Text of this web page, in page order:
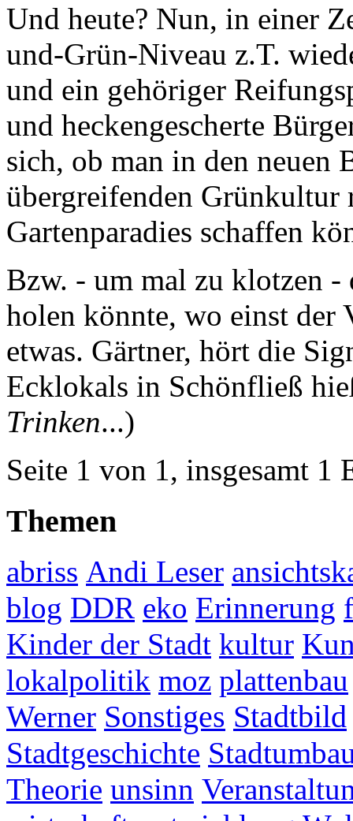
Und heute? Nun, in einer
und-Grün-Niveau z.T.
und ein gehöriger
und heckengescherte
sich, ob man in den neuen
übergreifenden Grünkultur
Gartenparadies schaffen
Bzw. - um mal zu klotzen -
holen könnte, wo einst der
etwas. Gärtner, hört die
Ecklokals in Schönfließ
Trinken...)
Seite 1 von 1, insgesamt 1
Themen
abriss Andi Leser
blog DDR eko Erinnerung
Kinder der Stadt kultur
lokalpolitik moz plattenbau
Werner Sonstiges Stadtbild
Stadtgeschichte
Theorie unsinn